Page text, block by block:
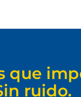
que
ruido.